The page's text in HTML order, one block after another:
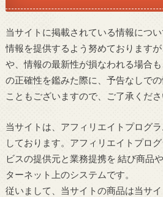
当サイトに掲載されている情報につ
情報を提供するよう努めております
や、情報の最新性が損なわれる場合
の正確性を鑑みた際に、予告なしで
こともございますので、ご了承くださ
当サイトは、アフィリエイトプログ
しております。アフィリエイトプロ
ビスの提供元と業務提携を 結び商品
ターネット上のシステムです。
従いまして、当サイトの商品は当サ